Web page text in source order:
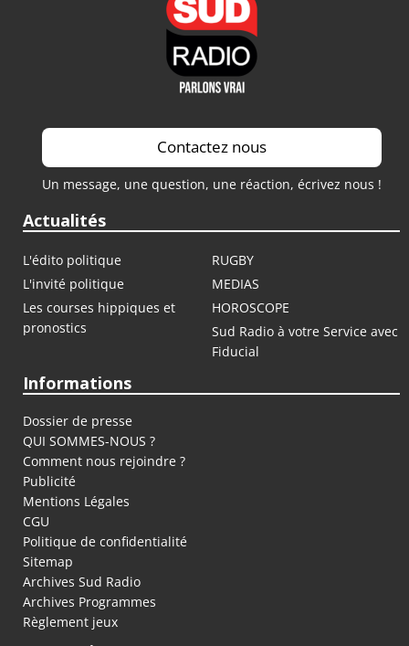
Contactez nous
Un message, une question, une réaction, écrivez nous !
Actualités
L'édito politique
RUGBY
L'invité politique
MEDIAS
Les courses hippiques et
pronostics
HOROSCOPE
Sud Radio à votre Service avec
Fiducial
Informations
Dossier de presse
QUI SOMMES-NOUS ?
Comment nous rejoindre ?
Publicité
Mentions Légales
CGU
Politique de confidentialité
Sitemap
Archives Sud Radio
Archives Programmes
Règlement jeux